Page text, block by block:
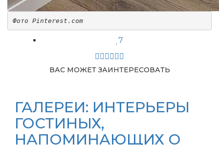
Фото Pinterest.com
7
ВАС МОЖЕТ ЗАИНТЕРЕСОВАТЬ
ГАЛЕРЕИ: ИНТЕРЬЕРЫ
ГОСТИНЫХ,
НАПОМИНАЮЩИХ О